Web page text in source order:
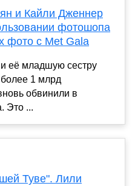
и Кайли Дженнер
фотошопа
фото с Met Gala
её младшую сестру
1 млрд
обвинили в
Это ...
Туве". Лили